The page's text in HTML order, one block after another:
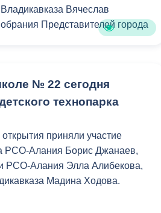
Вячеслав
Представителей города
В результате схода
ущелье республики погибли 125
конного театра "Нарты",
младшего. Официально
считаются 19 человек.
без вести.
№ 22 сегодня
технопарка
приняли участие
РСО-Алания Борис Джанаев,
РСО-Алания Элла Алибекова,
Мадина Ходова.